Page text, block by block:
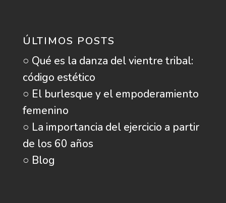
ÚLTIMOS POSTS
○ Qué es la danza del vientre tribal:
código estético
○ El burlesque y el empoderamiento
femenino
○ La importancia del ejercicio a partir
de los 60 años
○ Blog